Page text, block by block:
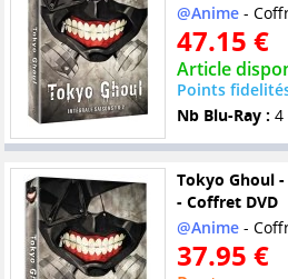
@Anime-
47.15 €
Article
Points
Nb Blu-Ray : 4
Tokyo Ghoul
- Coffret DVD
@Anime-
37.95 €